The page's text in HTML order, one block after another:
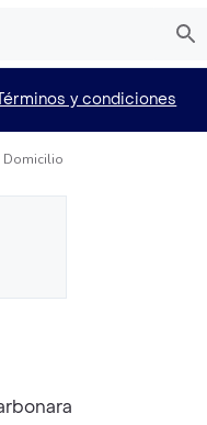
y condiciones
Domicilio